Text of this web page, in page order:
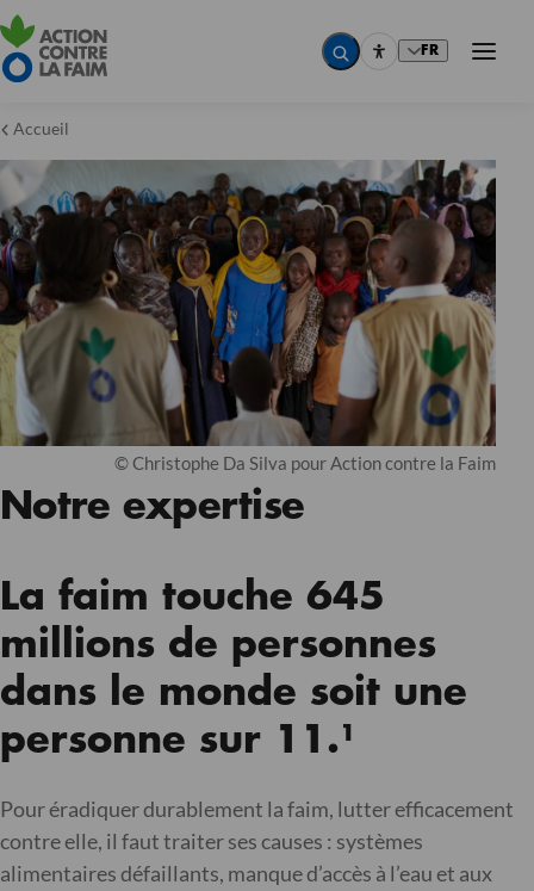
FR
Accueil
© Christophe Da Silva pour Action contre la Faim
Notre expertise
La faim touche 645
millions de personnes
dans le monde soit une
personne sur 11.¹
Pour éradiquer durablement la faim, lutter efficacement
contre elle, il faut traiter ses causes : systèmes
alimentaires défaillants, manque d’accès à l’eau et aux